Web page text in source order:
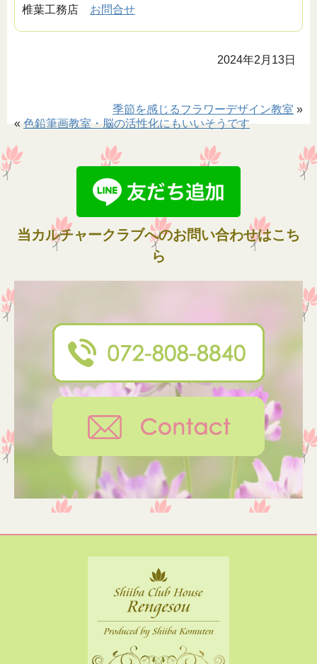
椎葉工務店 お問合せ
2024年2月13日
季節を感じるフラワーデザイン教室 »
« 色鉛筆画教室・脳の活性化にもいいそうです
当カルチャークラブへのお問い合わせはこち
ら